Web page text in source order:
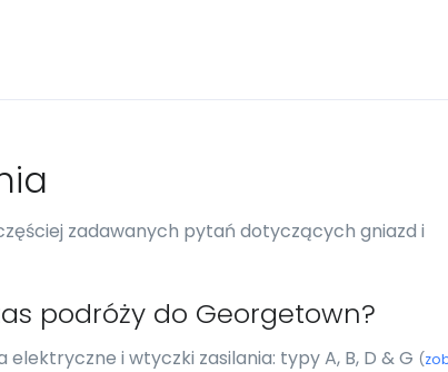
zadawanych pytań dotyczących gniazd i
podróży do Georgetown?
i wtyczki zasilania: typy A, B, D & G (